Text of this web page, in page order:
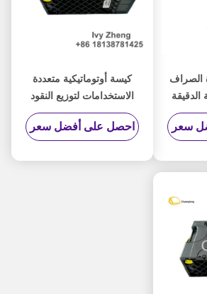
الصراف
الدقيقة
أجهزة
توفر
سعر
كيسة أوتوماتيكية متعددة
الاستخدامات لتوزيع النقود
المصممة لتركيب سريع
وأداء متسق عبر أنواع
احصل على أفضل سعر